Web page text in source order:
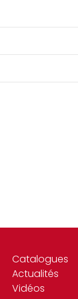
Catalogues
Actualités
Vidéos